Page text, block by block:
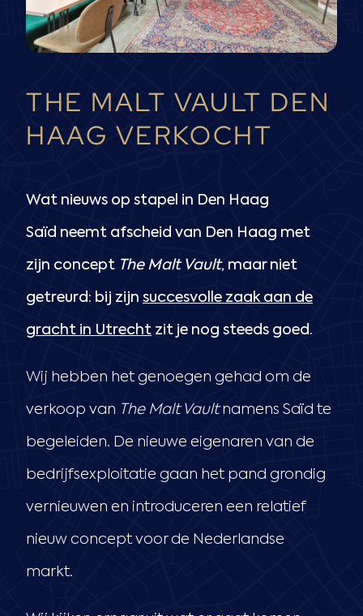
THE MALT VAULT DEN
HAAG VERKOCHT
Wat nieuws op stapel in Den Haag
Saïd neemt afscheid van Den Haag met
zijn concept The Malt Vault, maar niet
getreurd: bij zijn succesvolle zaak aan de
gracht in Utrecht zit je nog steeds goed.
Wij hebben het genoegen gehad om de
verkoop van The Malt Vaultnamens Saïd te
begeleiden. De nieuwe eigenaren van de
bedrijfsexploitatie gaan het pand grondig
vernieuwen en introduceren een relatief
nieuw concept voor de Nederlandse
markt.